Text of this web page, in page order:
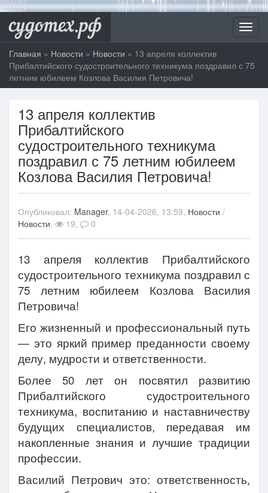
судотех.рф
Главная » Новости » Новости » 13 апреля коллектив
Прибалтийского судостроительного техникума поздравил с 75
летним юбилеем Козлова Василия Петровича!
13 апреля коллектив
Прибалтийского
судостроительного техникума
поздравил с 75 летним юбилеем
Козлова Василия Петровича!
Опубликовал: Manager, 14-04-2026, 13:59, Новости /
Новости, 19, 0
13 апреля коллектив Прибалтийского
судостроительного техникума поздравил с
75 летним юбилеем Козлова Василия
Петровича!
Его жизненный и профессиональный путь
— это яркий пример преданности своему
делу, мудрости и ответственности.
Более 50 лет он посвятил развитию
Прибалтийского судостроительного
техникума, воспитанию и наставничеству
будущих специалистов, передавая им
накопленные знания и лучшие традиции
профессии.
Василий Петрович это: ответственность,